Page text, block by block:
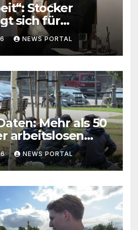
Stocker
sich für
zu
NEWS PORTAL
Mehr als 50
arbeitslosen
in Wien!
NEWS PORTAL